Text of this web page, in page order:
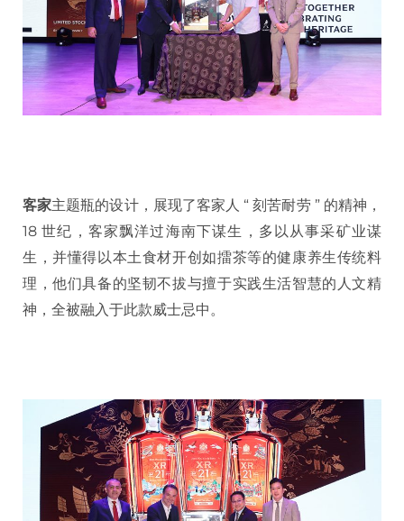
客家主题瓶的设计，展现了客家人 “ 刻苦耐劳 ” 的精神，
18 世纪，客家飘洋过海南下谋生，多以从事采矿业谋
生，并懂得以本土食材开创如擂茶等的健康养生传统料
理，他们具备的坚韧不拔与擅于实践生活智慧的人文精
神，全被融入于此款威士忌中。